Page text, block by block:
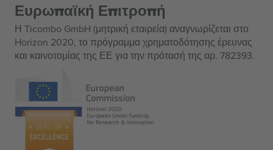
Ευρωπαϊκή Επιτροπή
Η Ticombo GmbH (μητρική εταιρεία) αναγνωρίζεται στο
Horizon 2020, το πρόγραμμα χρηματοδότησης έρευνας
και καινοτομίας της ΕΕ για την πρότασή της αρ. 782393.